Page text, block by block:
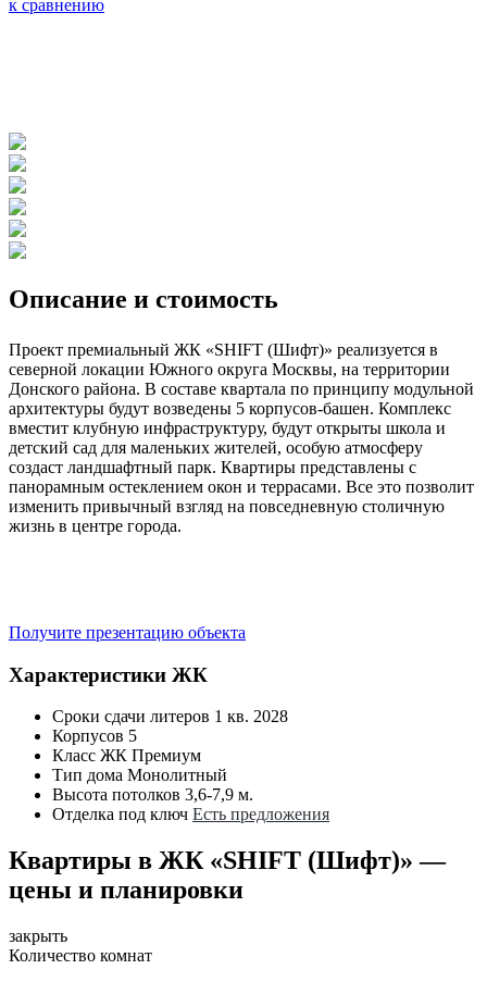
к сравнению
Описание и стоимость
Проект премиальный ЖК «SHIFT (Шифт)» реализуется в
северной локации Южного округа Москвы, на территории
Донского района. В составе квартала по принципу модульной
архитектуры будут возведены 5 корпусов-башен. Комплекс
вместит клубную инфраструктуру, будут открыты школа и
детский сад для маленьких жителей, особую атмосферу
создаст ландшафтный парк. Квартиры представлены с
панорамным остеклением окон и террасами. Все это позволит
изменить привычный взгляд на повседневную столичную
жизнь в центре города.
Получите презентацию объекта
Характеристики ЖК
Сроки сдачи литеров 1 кв. 2028
Корпусов 5
Класс ЖК Премиум
Тип дома Монолитный
Высота потолков 3,6-7,9 м.
Отделка под ключ Есть предложения
Квартиры в ЖК «SHIFT (Шифт)» —
цены и планировки
закрыть
Количество комнат